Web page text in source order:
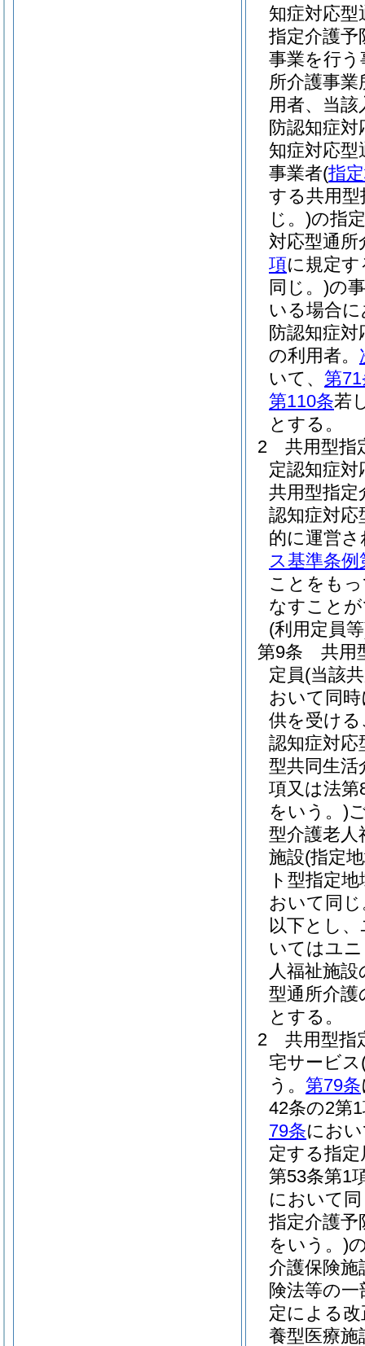
知症対応
指定介護予
事業を行う
所介護事
用者、当
防認知症
知症対応型
事業者(指
する共用型
じ。)の指
対応型通所
項に規定
同じ。)の
いる場合
防認知症
の利用者。
いて、 第
第110条若
とする。
2
共用型指
定認知症
共用型指定
認知症対
的に運営
ス基準条例
ことをも
なすこと
(利用定員
第9条
共用
定員(当該
おいて同
供を受け
認知症対応
型共同生活
項又は法
をいう。)
型介護老人
施設(指定
ト型指定
おいて同じ
以下とし
いてはユ
人福祉施
型通所介
とする。
2
共用型指
宅サービス
う。 第79条
42条の2第
79条にお
定する指
第53条第1
において
指定介護予
をいう。)
介護保険
険法等の
定による
養型医療施